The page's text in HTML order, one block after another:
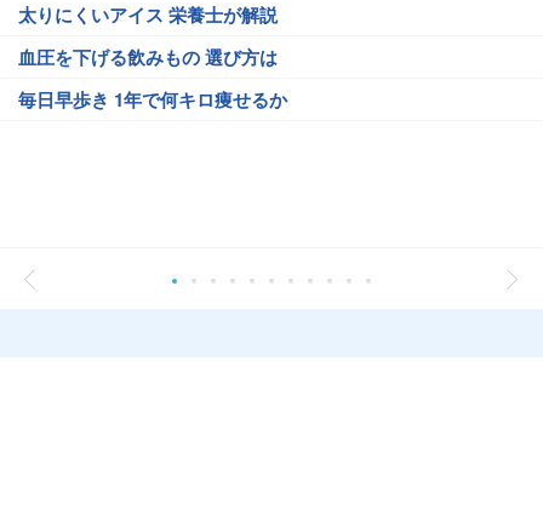
太りにくいアイス 栄養士が解説
血圧を下げる飲みもの 選び方は
毎日早歩き 1年で何キロ痩せるか